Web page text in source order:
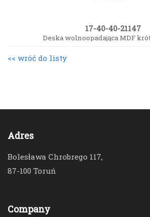
17-40-40-21147
Deska wolnoopadająca MDF
<< wróć do listy
Adres
Bolesława Chrobrego 117,
87-100 Toruń
Company